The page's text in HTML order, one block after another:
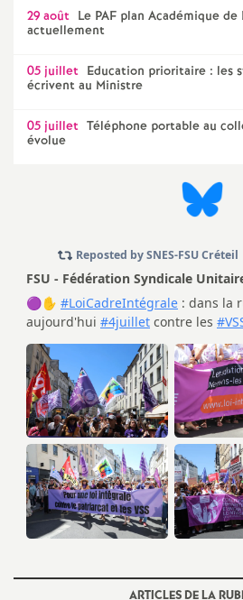
29 août Le PAF plan Académique
actuellement
05 juillet Education prioritaire : les
écrivent au Ministre
05 juillet Téléphone portable au
évolue
ARTICLES DE LA